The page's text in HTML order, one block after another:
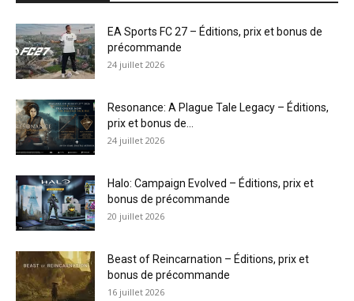
EA Sports FC 27 – Éditions, prix et bonus de
précommande
24 juillet 2026
Resonance: A Plague Tale Legacy – Éditions,
prix et bonus de...
24 juillet 2026
Halo: Campaign Evolved – Éditions, prix et
bonus de précommande
20 juillet 2026
Beast of Reincarnation – Éditions, prix et
bonus de précommande
16 juillet 2026